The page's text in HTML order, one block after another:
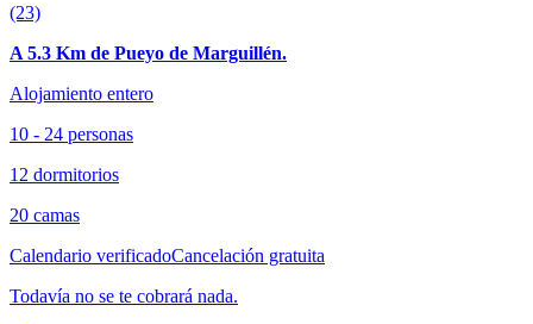
(23)
A 5.3 Km de Pueyo de Marguillén.
Alojamiento entero
10 - 24 personas
12 dormitorios
20 camas
Calendario verificadoCancelación gratuita
Todavía no se te cobrará nada.